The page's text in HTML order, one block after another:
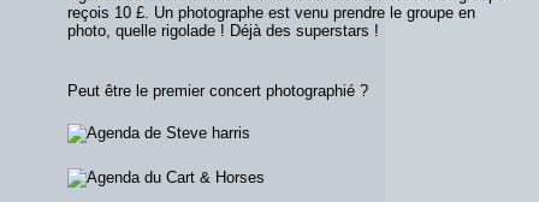
reçois 10 £. Un photographe est venu prendre le groupe en
photo, quelle rigolade ! Déjà des superstars !
Peut être le premier concert photographié ?